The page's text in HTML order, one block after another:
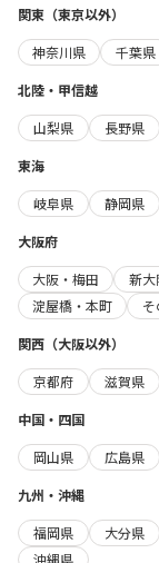
関東（東京以外）
神奈川県
千葉県
北陸・甲信越
山梨県
長野県
東海
岐阜県
静岡県
大阪府
大阪・梅田
新大
淀屋橋・本町
関西（大阪以外）
京都府
滋賀県
中国・四国
岡山県
広島県
九州・沖縄
福岡県
大分県
沖縄県